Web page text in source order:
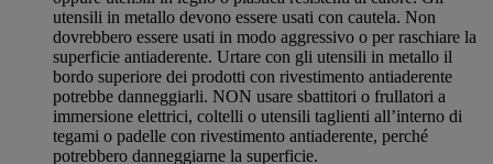
utensili in metallo devono essere usati con cautela. Non
dovrebbero essere usati in modo aggressivo o per raschiare la
superficie antiaderente. Urtare con gli utensili in metallo il
bordo superiore dei prodotti con rivestimento antiaderente
potrebbe danneggiarli. NON usare sbattitori o frullatori a
immersione elettrici, coltelli o utensili taglienti all’interno di
tegami o padelle con rivestimento antiaderente, perché
potrebbero danneggiarne la superficie.